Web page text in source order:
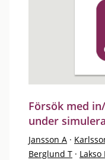
Försök med
under
Jansson A ·
Berglund T · Lakso